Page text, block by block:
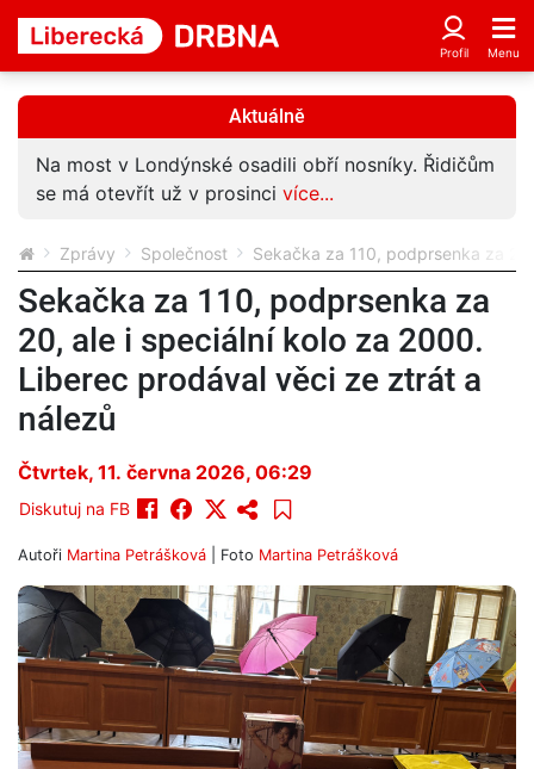
Aktuálně
Na most v Londýnské osadili obří nosníky. Řidičům
se má otevřít už v prosinci více...
Zprávy Společnost Sekačka za 110, podprsenka za
Sekačka za 110, podprsenka za
20, ale i speciální kolo za 2000.
Liberec prodával věci ze ztrát a
nálezů
Čtvrtek, 11. června 2026, 06:29
Diskutuj na FB
Autoři Martina Petrášková | Foto Martina Petrášková